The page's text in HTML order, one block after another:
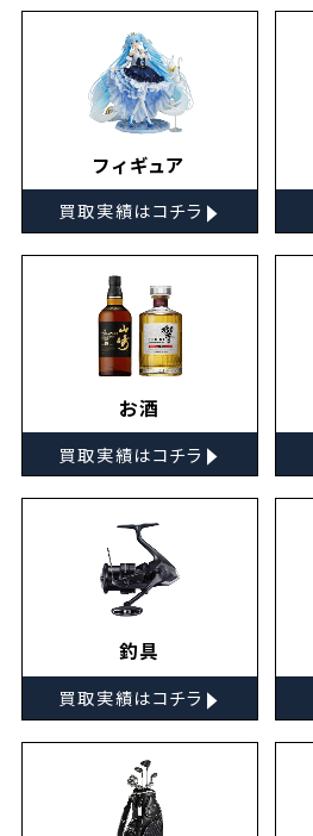
フィギュア
買取実績はコチラ ▸
お酒
買取実績はコチラ ▸
釣具
買取実績はコチラ ▸